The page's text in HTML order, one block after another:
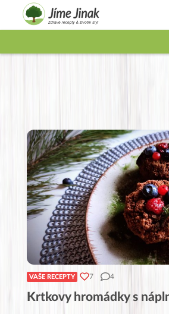
VAŠE RECEPTY 7 4
Krtkovy hromádky s